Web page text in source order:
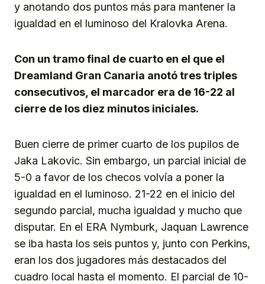
y anotando dos puntos más para mantener la
igualdad en el luminoso del Kralovka Arena.
Con un tramo final de cuarto en el que el
Dreamland Gran Canaria anotó tres triples
consecutivos, el marcador era de 16-22 al
cierre de los diez minutos iniciales.
Buen cierre de primer cuarto de los pupilos de
Jaka Lakovic. Sin embargo, un parcial inicial de
5-0 a favor de los checos volvía a poner la
igualdad en el luminoso. 21-22 en el inicio del
segundo parcial, mucha igualdad y mucho que
disputar. En el ERA Nymburk, Jaquan Lawrence
se iba hasta los seis puntos y, junto con Perkins,
eran los dos jugadores más destacados del
cuadro local hasta el momento. El parcial de 10-